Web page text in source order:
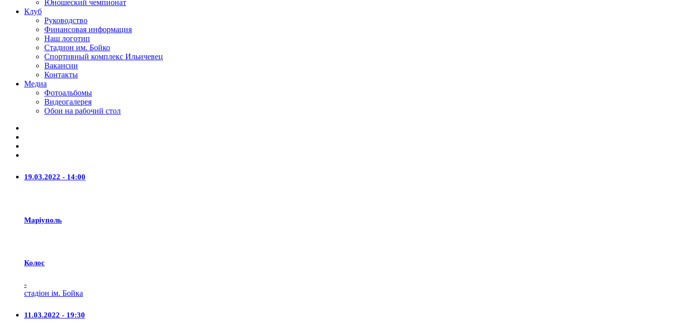
Юношеский чемпионат
Клуб
Руководство
Финансовая информация
Наш логотип
Стадион им. Бойко
Спортивный комплекс Ильичевец
Вакансии
Контакты
Медиа
Фотоальбомы
Видеогалерея
Обои на рабочий стол
19.03.2022 - 14:00
Маріуполь
Колос
-
стадіон ім. Бойка
11.03.2022 - 19:30